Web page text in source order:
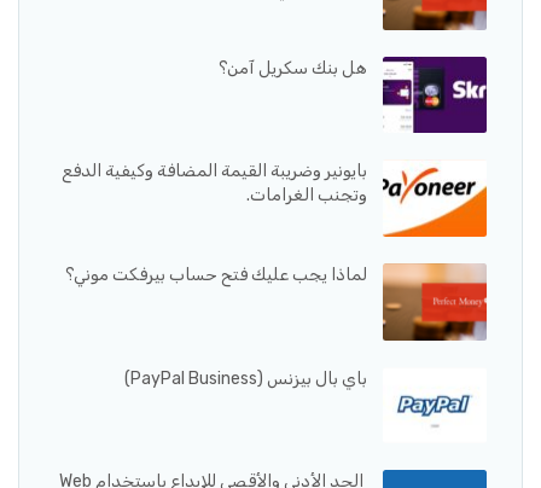
هل بنك سكريل آمن؟
بايونير وضريبة القيمة المضافة وكيفية الدفع
وتجنب الغرامات.
لماذا يجب عليك فتح حساب بيرفكت موني؟
باي بال بيزنس (PayPal Business)
الحد الأدنى والأقصى للإيداع باستخدام Web